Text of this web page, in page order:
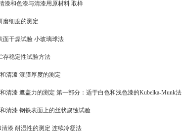
漆和色漆与清漆用原材料 取样
磨细度的测定
面干燥试验 小玻璃球法
存稳定性试验方法
清漆 漆膜厚度的测定
和清漆 遮盖力的测定 第一部分：适于白色和浅色漆的Kubelka-Munk法
清漆 钢铁表面上的丝状腐蚀试验
清漆 耐湿性的测定 连续冷凝法